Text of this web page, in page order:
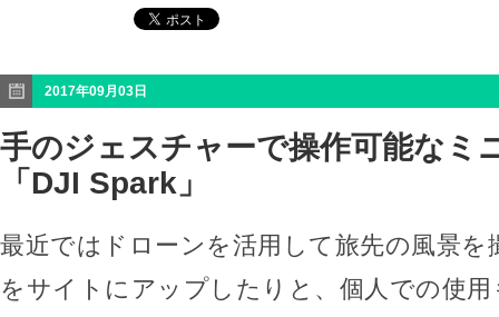
2017年09月03日
手のジェスチャーで操作可能なミ
「DJI Spark」
最近ではドローンを活用して旅先の風景を
をサイトにアップしたりと、個人での使